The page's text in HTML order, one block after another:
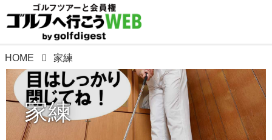
HOME 家練
家練